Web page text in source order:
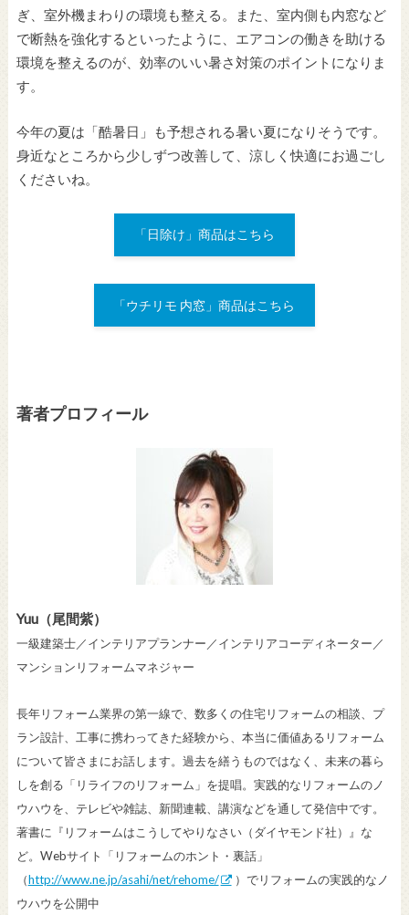
ぎ、室外機まわりの環境も整える。また、室内側も内窓など
で断熱を強化するといったように、エアコンの働きを助ける
環境を整えるのが、効率のいい暑さ対策のポイントになりま
す。
今年の夏は「酷暑日」も予想される暑い夏になりそうです。
身近なところから少しずつ改善して、涼しく快適にお過ごし
くださいね。
「日除け」商品はこちら
「ウチリモ 内窓」商品はこちら
著者プロフィール
Yuu（尾間紫）
一級建築士／インテリアプランナー／インテリアコーディネーター／
マンションリフォームマネジャー
長年リフォーム業界の第一線で、数多くの住宅リフォームの相談、プ
ラン設計、工事に携わってきた経験から、本当に価値あるリフォーム
について皆さまにお話します。過去を繕うものではなく、未来の暮ら
しを創る「リライフのリフォーム」を提唱。実践的なリフォームのノ
ウハウを、テレビや雑誌、新聞連載、講演などを通して発信中です。
著書に『リフォームはこうしてやりなさい（ダイヤモンド社）』な
ど。Webサイト「リフォームのホント・裏話」
（http://www.ne.jp/asahi/net/rehome/
）でリフォームの実践的なノ
ウハウを公開中